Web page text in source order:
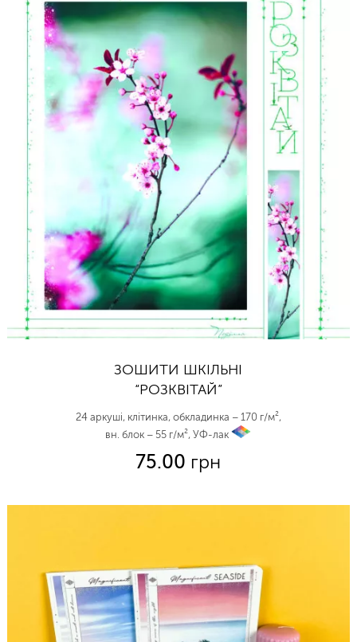
ЗОШИТИ ШКІЛЬНІ
“РОЗКВІТАЙ”
24 аркуші, клітинка, обкладинка – 170 г/м²,
вн. блок – 55 г/м², УФ-лак
75.00 грн